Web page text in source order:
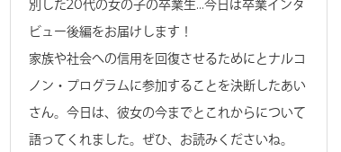
別した20代の女の子の卒業生…今日は卒業インタ
ビュー後編をお届けします！
家族や社会への信用を回復させるためにとナルコ
ノン・プログラムに参加することを決断したあい
さん。今日は、彼女の今までとこれからについて
語ってくれました。ぜひ、お読みくださいね。